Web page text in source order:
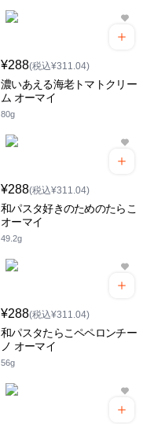
¥288(税込¥311.04)
濃いあえる海老トマトクリー
ム オーマイ
80g
¥288(税込¥311.04)
和パスタ好きのためのたらこ
オーマイ
49.2g
¥288(税込¥311.04)
和パスタたらこペペロンチー
ノ オーマイ
56g